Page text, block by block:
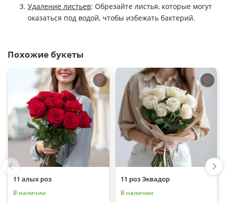
Удаление листьев: Обрезайте листья, которые могут
оказаться под водой, чтобы избежать бактерий.
Похожие букеты
11 алых роз
В наличии
11 роз Эквадор
В наличии